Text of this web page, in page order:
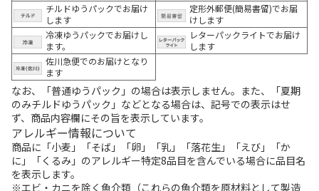
チルドゆうパックでお届け
します
定形外郵便(簡易書留)でお届
けします
冷凍ゆうパックでお届けし
ます。
レターパックライトでお届け
します
佐川急便でのお届けとなり
ます
なお、「普通ゆうパック」の場合は表示しません。また、「夏期
のみチルドゆうパック」などとなる場合は、記号での表示はせ
ず、商品内容欄にその旨を表示しています。
アレルギー情報について
商品に「小麦」「そば」「卵」「乳」「落花生」「えび」「か
に」「くるみ」のアレルギー特定8品目を含んでいる場合に品目名
を表示します。
※エビ・カニを除く魚介類（これらの魚介類を原材料として製造